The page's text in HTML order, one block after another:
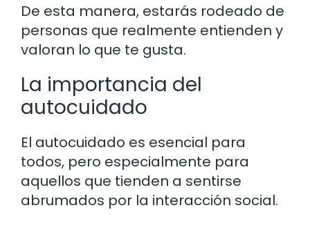
De esta manera, estarás rodeado de
personas que realmente entienden y
valoran lo que te gusta.
La importancia del
autocuidado
El autocuidado es esencial para
todos, pero especialmente para
aquellos que tienden a sentirse
abrumados por la interacción social.